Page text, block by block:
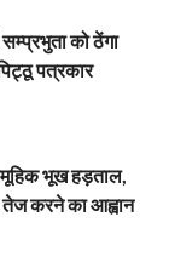
को ठेंगा
पत्रकार
भूख हड़ताल,
करने का आह्वान